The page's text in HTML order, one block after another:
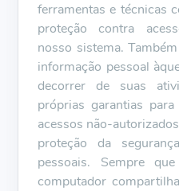
ferramentas e técnicas
proteção contra
nosso sistema.
informação pessoal
decorrer de suas
próprias garantias
acessos não-
proteção da
pessoais. Sempre
computador